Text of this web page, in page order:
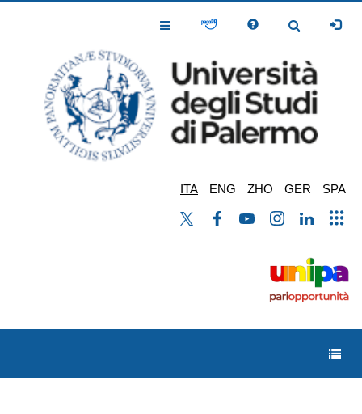
Toggle
Toggle
ITA ENG ZHO GER SPA